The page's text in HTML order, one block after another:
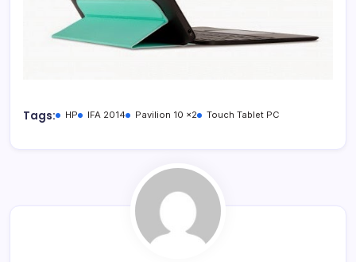
Tags: HP IFA 2014 Pavilion 10 x2 Touch Tablet PC